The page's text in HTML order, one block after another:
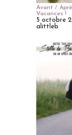
Avant /
Vacances !
5 octobre
alittleb